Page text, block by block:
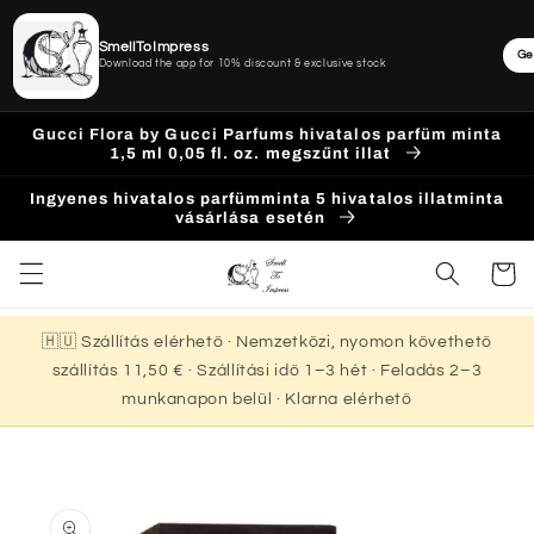
Ugrás a
tartalomhoz
Gucci Flora by Gucci Parfums hivatalos parfüm minta
1,5 ml 0,05 fl. oz. megszűnt illat
Ingyenes hivatalos parfümminta 5 hivatalos illatminta
vásárlása esetén
Kosár
🇭🇺 Szállítás elérhető · Nemzetközi, nyomon követhető
szállítás 11,50 € · Szállítási idő 1–3 hét · Feladás 2–3
munkanapon belül · Klarna elérhető
a
SmellToImpress
Download the app for 10% discount & exclusive stock